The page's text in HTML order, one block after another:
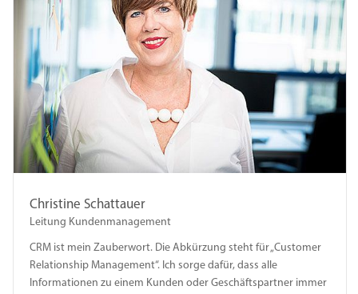
Christine Schattauer
Leitung Kundenmanagement
CRM ist mein Zauberwort. Die Abkürzung steht für „Customer
Relationship Management“. Ich sorge dafür, dass alle
Informationen zu einem Kunden oder Geschäftspartner immer